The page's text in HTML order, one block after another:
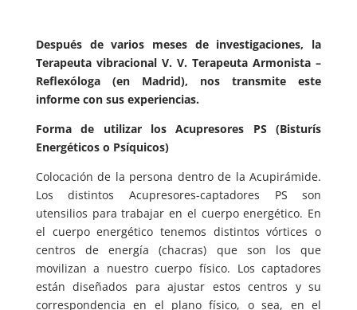
Después de varios meses de investigaciones, la
Terapeuta vibracional V. V. Terapeuta Armonista –
Reflexóloga (en Madrid), nos transmite este
informe con sus experiencias.
Forma de utilizar los Acupresores PS (Bisturís
Energéticos o Psíquicos)
Colocación de la persona dentro de la Acupirámide.
Los distintos Acupresores-captadores PS son
utensilios para trabajar en el cuerpo energético. En
el cuerpo energético tenemos distintos vórtices o
centros de energía (chacras) que son los que
movilizan a nuestro cuerpo físico. Los captadores
están diseñados para ajustar estos centros y su
correspondencia en el plano físico, o sea, en el